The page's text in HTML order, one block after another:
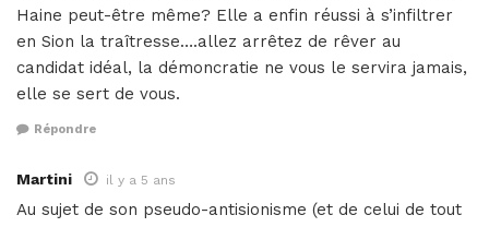
Haine peut-être même? Elle a enfin réussi à s’infiltrer
en Sion la traîtresse….allez arrêtez de rêver au
candidat idéal, la démoncratie ne vous le servira jamais,
elle se sert de vous.
Répondre
Martini il y a 5 ans
Au sujet de son pseudo-antisionisme (et de celui de tout